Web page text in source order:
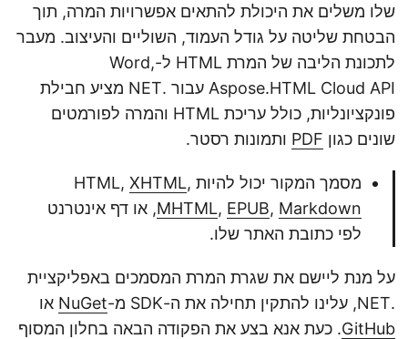
שלו משלים את היכולת להתאים אפשרויות המרה, תוך
הבטחת שליטה על גודל העמוד, השוליים והעיצוב. מעבר
לתכונת הליבה של המרת HTML ל-Word,
Aspose.HTML Cloud API עבור .NET מציע חבילת
פונקציונליות, כולל עריכת HTML והמרה לפורמטים
שונים כגוןPDFותמונות רסטר.
מסמך המקור יכול להיות HTML, XHTML ,
MHTML ,EPUB ,Markdown
, או דף אינטרנט
לפי כתובת האתר שלו.
על מנת ליישם את שגרת המרת המסמכים באפליקציית
NuGetאו
GitHub. כעת אנא בצע את הפקודה הבאה בחלון המסוף